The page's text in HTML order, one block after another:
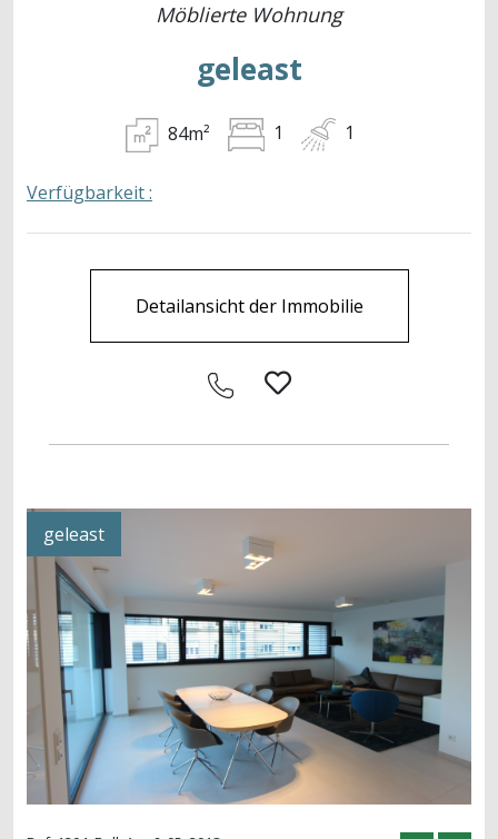
Möblierte Wohnung
geleast
84m² 1 1
Verfügbarkeit :
Detailansicht der Immobilie
geleast